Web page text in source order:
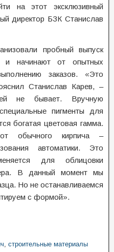
на этот эксклюзивный
директор БЗК Станислав
пробный выпуск
и начинают от опытных
заказов. «Это
Станислав Карев, –
не бывает. Вручную
пигменты для
богатая цветовая гамма.
обычного кирпича –
автоматики. Это
для облицовки
В данный момент мы
Но не останавливаемся
с формой».
, строительные материалы